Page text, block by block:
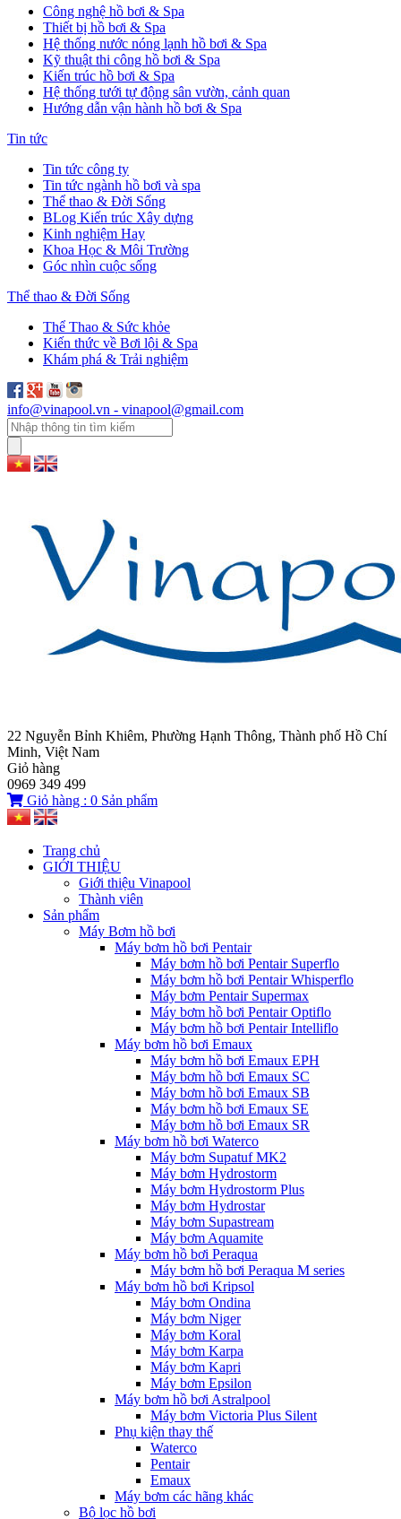
Công nghệ hồ bơi & Spa
Thiết bị hồ bơi & Spa
Hệ thống nước nóng lạnh hồ bơi & Spa
Kỹ thuật thi công hồ bơi & Spa
Kiến trúc hồ bơi & Spa
Hệ thống tưới tự động sân vườn, cảnh quan
Hướng dẫn vận hành hồ bơi & Spa
Tin tức
Tin tức công ty
Tin tức ngành hồ bơi và spa
Thể thao & Đời Sống
BLog Kiến trúc Xây dựng
Kinh nghiệm Hay
Khoa Học & Môi Trường
Góc nhìn cuộc sống
Thể thao & Đời Sống
Thể Thao & Sức khỏe
Kiến thức về Bơi lội & Spa
Khám phá & Trải nghiệm
info@vinapool.vn - vinapool@gmail.com
22 Nguyễn Bỉnh Khiêm, Phường Hạnh Thông, Thành phố Hồ Chí
Minh, Việt Nam
Giỏ hàng
0969 349 499
Giỏ hàng : 0 Sản phẩm
Trang chủ
GIỚI THIỆU
Giới thiệu Vinapool
Thành viên
Sản phẩm
Máy Bơm hồ bơi
Máy bơm hồ bơi Pentair
Máy bơm hồ bơi Pentair Superflo
Máy bơm hồ bơi Pentair Whisperflo
Máy bơm Pentair Supermax
Máy bơm hồ bơi Pentair Optiflo
Máy bơm hồ bơi Pentair Intelliflo
Máy bơm hồ bơi Emaux
Máy bơm hồ bơi Emaux EPH
Máy bơm hồ bơi Emaux SC
Máy bơm hồ bơi Emaux SB
Máy bơm hồ bơi Emaux SE
Máy bơm hồ bơi Emaux SR
Máy bơm hồ bơi Waterco
Máy bơm Supatuf MK2
Máy bơm Hydrostorm
Máy bơm Hydrostorm Plus
Máy bơm Hydrostar
Máy bơm Supastream
Máy bơm Aquamite
Máy bơm hồ bơi Peraqua
Máy bơm hồ bơi Peraqua M series
Máy bơm hồ bơi Kripsol
Máy bơm Ondina
Máy bơm Niger
Máy bơm Koral
Máy bơm Karpa
Máy bơm Kapri
Máy bơm Epsilon
Máy bơm hồ bơi Astralpool
Máy bơm Victoria Plus Silent
Phụ kiện thay thế
Waterco
Pentair
Emaux
Máy bơm các hãng khác
Bộ lọc hồ bơi